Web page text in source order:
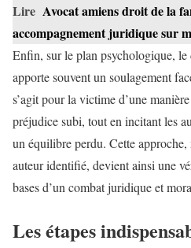
Lire Avocat amiens droit de la
accompagnement juridique sur
Enfin, sur le plan psychologique,
apporte souvent un soulagement
s’agit pour la victime d’une
préjudice subi, tout en incitant les
un équilibre perdu. Cette approche,
auteur identifié, devient ainsi une
bases d’un combat juridique et
Les étapes